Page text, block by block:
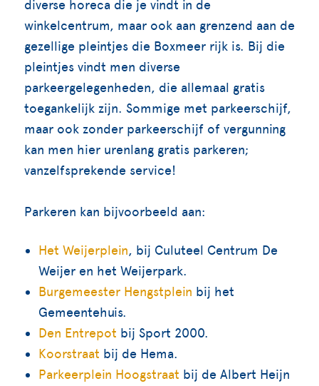
diverse horeca die je vindt in de
winkelcentrum, maar ook aan grenzend aan de
gezellige pleintjes die Boxmeer rijk is. Bij die
pleintjes vindt men diverse
parkeergelegenheden, die allemaal gratis
toegankelijk zijn. Sommige met parkeerschijf,
maar ook zonder parkeerschijf of vergunning
kan men hier urenlang gratis parkeren;
vanzelfsprekende service!
Parkeren kan bijvoorbeeld aan:
Het Weijerplein, bij Culuteel Centrum De
Weijer en het Weijerpark.
Burgemeester Hengstplein bij het
Gemeentehuis.
Den Entrepot bij Sport 2000.
Koorstraat bij de Hema.
Parkeerplein Hoogstraat bij de Albert Heijn